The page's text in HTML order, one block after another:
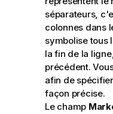
séparateurs,
colonnes dans
symbolise tous
la fin de la
précédent.
afin de
façon précise.
Le champ